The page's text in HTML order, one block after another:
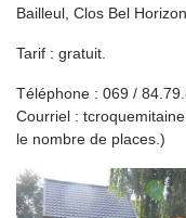
Bailleul, Clos Bel
Tarif : gratuit.
Téléphone : 069 /
Courriel :
le nombre de places.)